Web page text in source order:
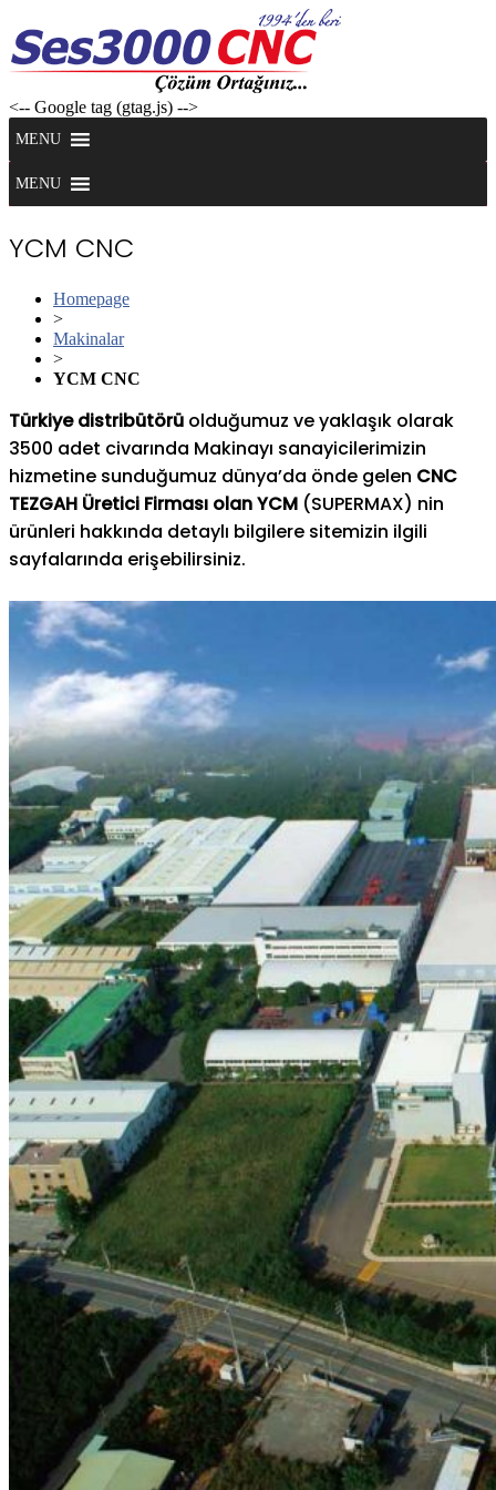
to
content
<-- Google tag (gtag.js) -->
MENU
MENU
YCM CNC
Homepage
>
Makinalar
>
YCM CNC
Türkiye distribütörü olduğumuz ve yaklaşık olarak
3500 adet civarında Makinayı sanayicilerimizin
hizmetine sunduğumuz dünya’da önde gelen CNC
TEZGAH Üretici Firması olan YCM (SUPERMAX) nin
ürünleri hakkında detaylı bilgilere sitemizin ilgili
sayfalarında erişebilirsiniz.